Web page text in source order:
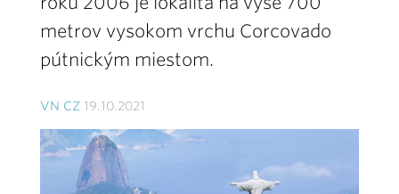
metrov vysokom vrchu Corcovado
pútnickým miestom.
VN CZ 19.10.2021